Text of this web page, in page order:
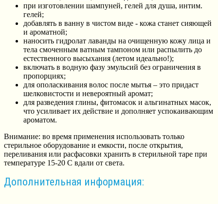
при изготовлении шампуней, гелей для душа, интим.
гелей;
добавлять в ванну в чистом виде - кожа станет сияющей
и ароматной;
наносить гидролат лаванды на очищенную кожу лица и
тела смоченным ватным тампоном или распылить до
естественного высыхания (летом идеально!);
включать в водную фазу эмульсий без ограничения в
пропорциях;
для ополаскивания волос после мытья – это придаст
шелковистости и невероятный аромат;
для разведения глины, фитомасок и альгинатных масок,
что усиливает их действие и дополняет успокаивающим
ароматом.
Внимание: во время применения использовать только
стерильное оборудование и емкости, после открытия,
переливания или расфасовки хранить в стерильной таре при
температуре 15-20 С вдали от света.
Дополнительная информация: